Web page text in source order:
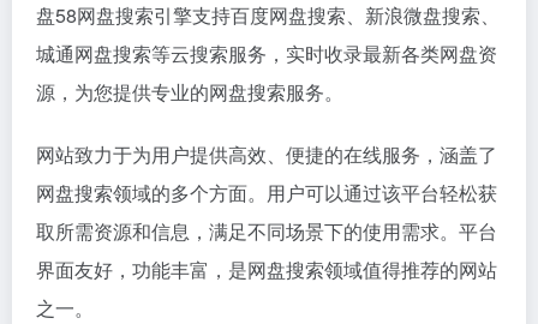
盘58网盘搜索引擎支持百度网盘搜索、新浪微盘搜索、
城通网盘搜索等云搜索服务，实时收录最新各类网盘资
源，为您提供专业的网盘搜索服务。
网站致力于为用户提供高效、便捷的在线服务，涵盖了
网盘搜索领域的多个方面。用户可以通过该平台轻松获
取所需资源和信息，满足不同场景下的使用需求。平台
界面友好，功能丰富，是网盘搜索领域值得推荐的网站
之一。